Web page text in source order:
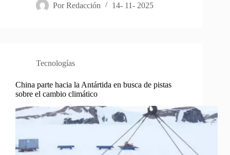
Por Redacción 14- 11- 2025
Tecnologías
China parte hacia la Antártida en busca de pistas
sobre el cambio climático